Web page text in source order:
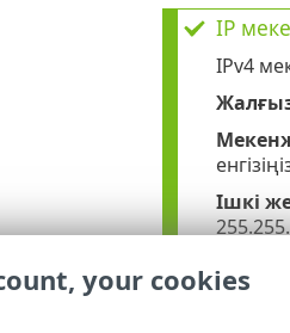
IP
IPv4
Ішкі
тор
IPv6
your cookies